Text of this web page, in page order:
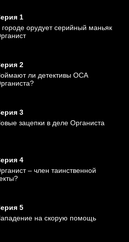
1
городе орудует серийный маньяк
2
ли детективы ОСА
3
зацепки в деле Органиста
4
– член таинственной
5
на скорую помощь